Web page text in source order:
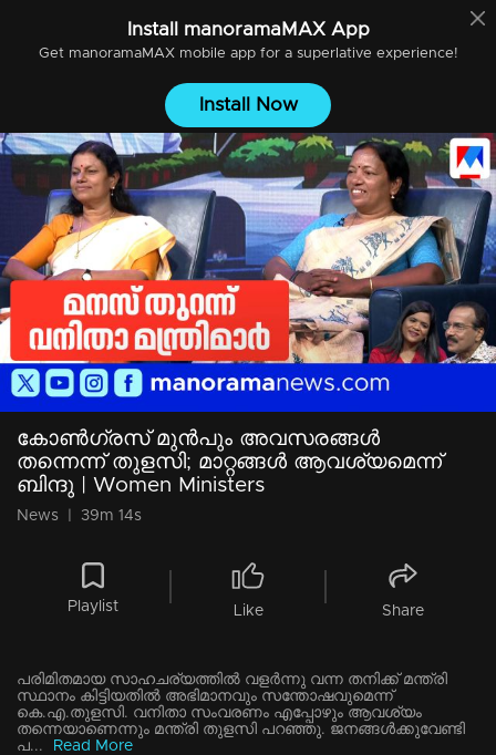
Install manoramaMAXApp
Get manoramaMAXmobile app for a superlative experience!
Install Now
കോണ്‍ഗ്രസ് മുന്‍പും അവസരങ്ങള്‍
തന്നെന്ന് തുളസി; മാറ്റങ്ങള്‍ ആവശ്യമെന്ന്
ബിന്ദു | Women Ministers
News 39m 14s
Playlist Like Share
പരിമിതമായ സാഹചര്യത്തില്‍ വളര്‍ന്നു വന്ന തനിക്ക് മന്ത്രി
സ്ഥാനം കിട്ടിയതില്‍ അഭിമാനവും സന്തോഷവുമെന്ന്
കെ.എ.തുളസി. വനിതാ സംവരണം എപ്പോഴും ആവശ്യം
തന്നെയാണെന്നും മന്ത്രി തുളസി പറഞ്ഞു. ജനങ്ങള്‍ക്കുവേണ്ടി
പ...
Read More